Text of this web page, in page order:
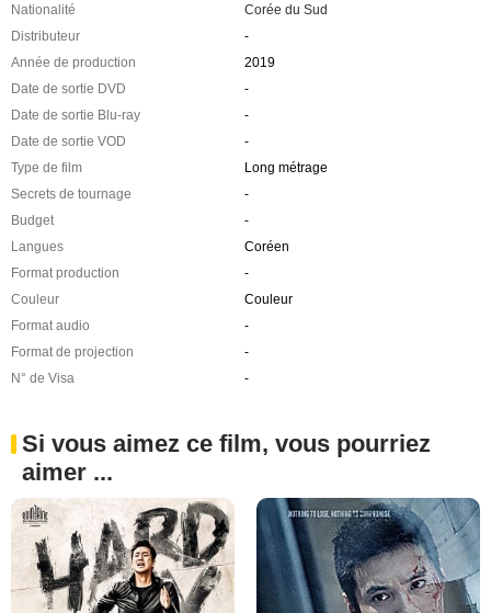
Nationalité
Corée du Sud
Distributeur
-
Année de production
2019
Date de sortie DVD
-
Date de sortie Blu-ray
-
Date de sortie VOD
-
Type de film
Long métrage
Secrets de tournage
-
Budget
-
Langues
Coréen
Format production
-
Couleur
Couleur
Format audio
-
Format de projection
-
N° de Visa
-
Si vous aimez ce film, vous pourriez
aimer ...